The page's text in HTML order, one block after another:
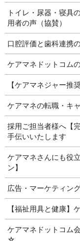
トイレ・尿器・寝具
用者の声（協賛）
口腔評価と歯科連携
ケアマネドットコム
【ケアマネジャー推
ケアマネの転職・キ
採用ご担当者様へ【
手伝いいたします
ケアマネさんにも役
ン】
広告・マーケティン
【福祉用具と健康】
ケアマネドットコム